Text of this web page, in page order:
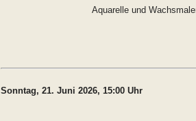
Aquarelle und
Sonntag, 21. Juni 2026,